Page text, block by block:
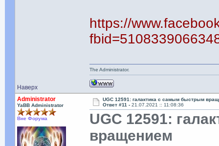
https://
Наверх
The Administrator.
Administrator
YaBB Administrator
Вне Форума
UGC 12591: галактика с самым быстрым
Ответ #11 -21.07.2021 :: 11:08:36
UGC 12591:
вращением